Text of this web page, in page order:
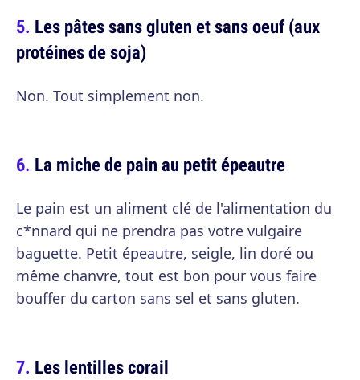
Les pâtes sans gluten et sans oeuf (aux
protéines de soja)
Non. Tout simplement non.
La miche de pain au petit épeautre
Le pain est un aliment clé de l'alimentation du
c*nnard qui ne prendra pas votre vulgaire
baguette. Petit épeautre, seigle, lin doré ou
même chanvre, tout est bon pour vous faire
bouffer du carton sans sel et sans gluten.
Les lentilles corail